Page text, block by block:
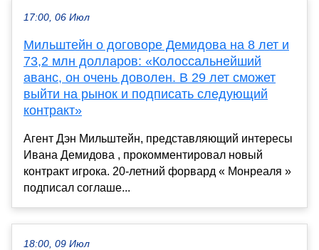
17:00, 06 Июл
Мильштейн о договоре Демидова на 8 лет и
73,2 млн долларов: «Колоссальнейший
аванс, он очень доволен. В 29 лет сможет
выйти на рынок и подписать следующий
контракт»
Агент Дэн Мильштейн, представляющий интересы
Ивана Демидова , прокомментировал новый
контракт игрока. 20-летний форвард « Монреаля »
подписал соглаше...
18:00, 09 Июл